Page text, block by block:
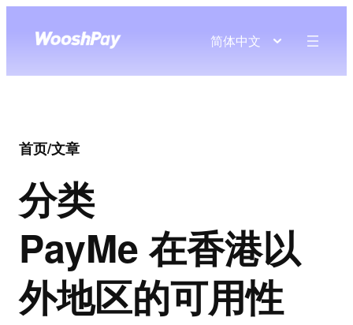
简体中文
首页/文章
分类
PayMe 在香港以
外地区的可用性